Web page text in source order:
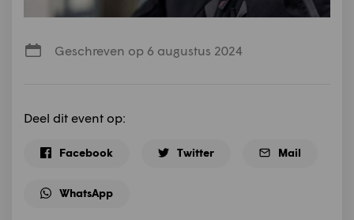
Geschreven op 6 augustus 2024
Deel dit event op:
Facebook Twitter Mail
WhatsApp